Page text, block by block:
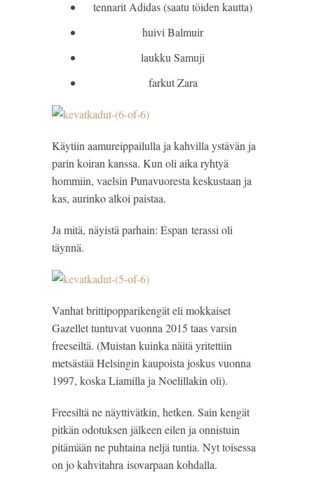
tennarit Adidas (saatu töiden kautta)
huivi Balmuir
laukku Samuji
farkut Zara
Käytiin aamureippailulla ja kahvilla ystävän ja
parin koiran kanssa. Kun oli aika ryhtyä
hommiin, vaelsin Punavuoresta keskustaan ja
kas, aurinko alkoi paistaa.
Ja mitä, näyistä parhain: Espan terassi oli
täynnä.
Vanhat brittipopparikengät eli mokkaiset
Gazellet tuntuvat vuonna 2015 taas varsin
freeseiltä. (Muistan kuinka näitä yritettiin
metsästää Helsingin kaupoista joskus vuonna
1997, koska Liamilla ja Noelillakin oli).
Freesiltä ne näyttivätkin, hetken. Sain kengät
pitkän odotuksen jälkeen eilen ja onnistuin
pitämään ne puhtaina neljä tuntia. Nyt toisessa
on jo kahvitahra isovarpaan kohdalla.